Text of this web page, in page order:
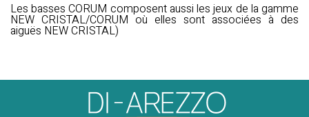
Les basses CORUM composent aussi les jeux de la gamme
NEW CRISTAL/CORUM où elles sont associées à des
aiguës NEW CRISTAL)